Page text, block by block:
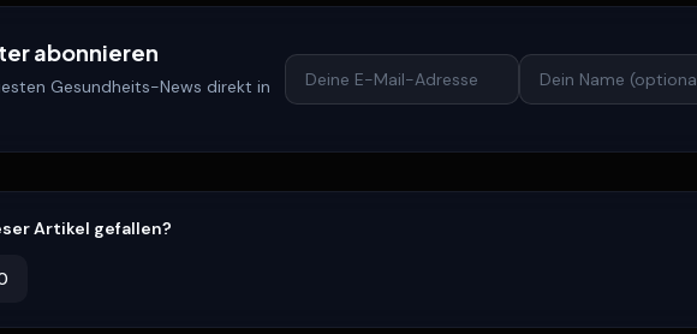
abonnieren
Gesundheits-News direkt in
Artikel gefallen?